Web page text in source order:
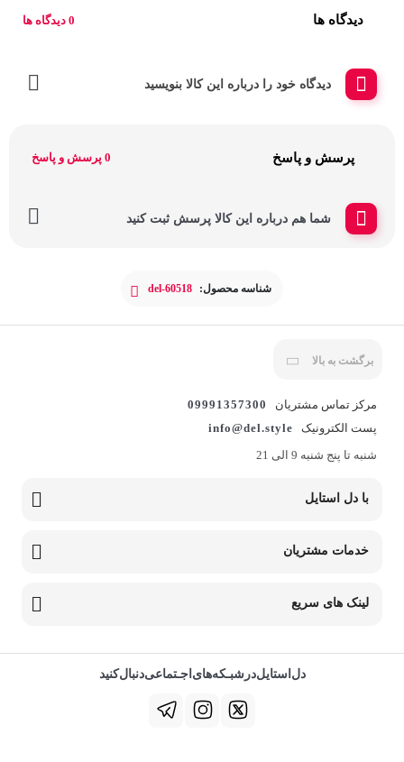
دیدگاه ها 0 دیدگاه ها
دیدگاه خود را درباره این کالا بنویسید
پرسش و پاسخ 0 پرسش و پاسخ
شما هم درباره این کالا پرسش ثبت کنید
شناسه محصول: del-60518
برگشت به بالا
مرکز تماس مشتریان
09991357300
پست الکترونیک
info@del.style
شنبه تا پنج شنبه 9 الی 21
با دل استایل
خدمات مشتریان
لینک های سریع
دل‌استایل‌در‌‌شبـکه‌های‌اجـتماعی‌دنبال‌کنید